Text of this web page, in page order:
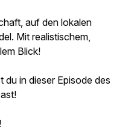
auf den lokalen
Mit realistischem,
Blick!
du in dieser Episode des